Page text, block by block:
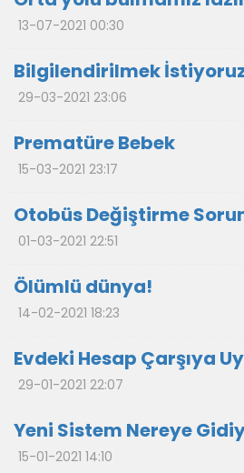
13-07-2021 00:30
Bilgilendirilmek
29-03-2021 23:06
Prematüre Bebek
15-03-2021 23:17
Otobüs Değiştirme
01-03-2021 22:51
Ölümlü dünya!
14-02-2021 18:23
Evdeki Hesap Çarşıya
29-01-2021 22:07
Yeni Sistem Nereye
15-01-2021 14:10